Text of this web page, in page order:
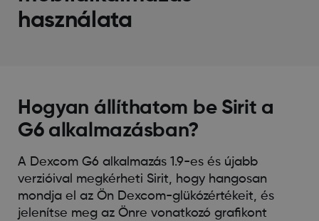
használata
Hogyan állíthatom be Sirit a
G6 alkalmazásban?
A Dexcom G6 alkalmazás 1.9-es és újabb
verzióival megkérheti Sirit, hogy hangosan
mondja el az Ön Dexcom-glükózértékeit, és
jelenítse meg az Önre vonatkozó grafikont